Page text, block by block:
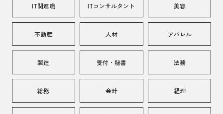
IT関連職 ITコンサルタント 美容
不動産 人材 アパレル
製造 受付・秘書 法務
総務 会計 経理